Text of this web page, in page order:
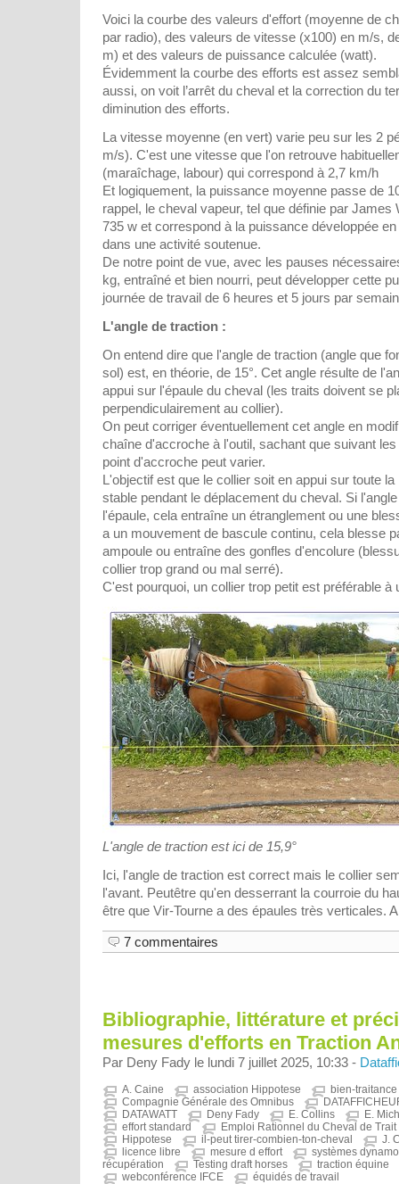
Voici la courbe des valeurs d'effort (moyenne de
par radio), des valeurs de vitesse (x100) en m/s,
m) et des valeurs de puissance calculée (watt).
Évidemment la courbe des efforts est assez
aussi, on voit l’arrêt du cheval et la correction du
diminution des efforts.
La vitesse moyenne (en vert) varie peu sur les 2
m/s). C'est une vitesse que l'on retrouve
(maraîchage, labour) qui correspond à 2,7 km/h
Et logiquement, la puissance moyenne passe de
rappel, le cheval vapeur, tel que définie par James
735 w et correspond à la puissance développée
dans une activité soutenue.
De notre point de vue, avec les pauses
kg, entraîné et bien nourri, peut développer cette
journée de travail de 6 heures et 5 jours par
L'angle de traction :
On entend dire que l'angle de traction (angle que
sol) est, en théorie, de 15°. Cet angle résulte de
appui sur l'épaule du cheval (les traits doivent se
perpendiculairement au collier).
On peut corriger éventuellement cet angle en
chaîne d'accroche à l'outil, sachant que suivant
point d'accroche peut varier.
L'objectif est que le collier soit en appui sur toute
stable pendant le déplacement du cheval. Si
l'épaule, cela entraîne un étranglement ou une
a un mouvement de bascule continu, cela blesse
ampoule ou entraîne des gonfles d'encolure
collier trop grand ou mal serré).
C'est pourquoi, un collier trop petit est préférable à
L'angle de traction est ici de 15,9°
Ici, l'angle de traction est correct mais le collier
l'avant. Peutêtre qu'en desserrant la courroie du
être que Vir-Tourne a des épaules très verticales.
7 commentaires
Bibliographie, littérature et
mesures d'efforts en Traction
Par Deny Fady le lundi 7 juillet 2025, 10:33 -
A. Caine association Hippotese
bien-traitance
Compagnie Générale des Omnibus
DATAWATT
Deny Fady E. Collins
E.
effort standard
Emploi Rationnel du Cheval de Trait
Hippotese
il-peut tirer-combien-ton-cheval
J.
licence libre
mesure d effort
systèmes
récupération
Testing draft horses
traction équine
webconférence IFCE
équidés de travail